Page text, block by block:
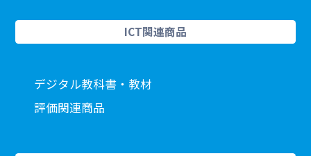
ICT関連商品
デジタル教科書・教材
評価関連商品